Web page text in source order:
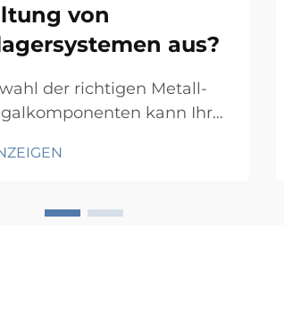
von
aus?
der richtigen Metall-
kann Ihre
verändern. Metall-
und anpassungsfähige